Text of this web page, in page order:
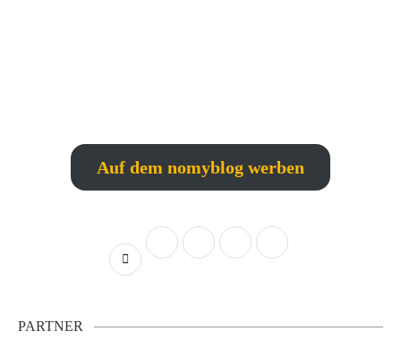
Auf dem nomyblog werben
PARTNER